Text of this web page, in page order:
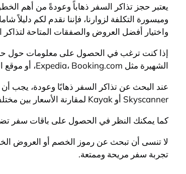
يعتبر حجز تذاكر السفر ذهاباً وعودةً من أهم
وميسورة التكلفة لزوارنا، فإننا نقدم لكم
واختيار أفضل العروض والصفقات المتاحة
إذا كنت ترغب في الحصول على معلومات حول
الشهيرة مثل Expedia، Booking.com، أو موقع الناقل المفضل لديك مباشرة لاستعراض الخيارات المتاحة.
عند البحث عن تذاكر السفر ذهابًا وعودة، يجب
Skyscanner أو Kayak لمقارنة الأسعار بين مختلف خطوط الطيران ومزودي الخدمة.
كما يمكنك النظر في الحصول على باقات سفر تضم
لا تنسى أن تبحث عن رموز الخصم أو العروض
تجربة سفر مريحة وممتعة.